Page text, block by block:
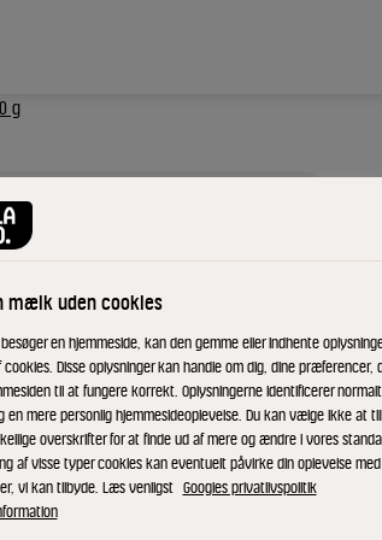
g
mælk uden cookies
en hjemmeside, kan den gemme eller indhente
cookies. Disse oplysninger kan handle om dig, dine præferencer,
til at fungere korrekt. Oplysningerne identificerer
en mere personlig hjemmesideoplevelse. Du kan vælge ikke at
overskrifter for at finde ud af mere og ændre i vores
af visse typer cookies kan eventuelt påvirke din oplevelse
vi kan tilbyde. Læs venligst Googles privatlivspolitik